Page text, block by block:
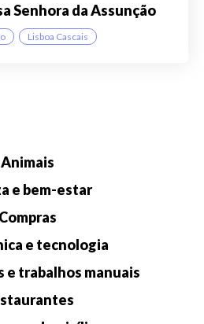
Senhora da Assunção
Lisboa Cascais
Animais
e bem-estar
Compras
e tecnologia
e trabalhos manuais